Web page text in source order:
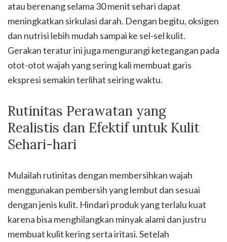
atau berenang selama 30 menit sehari dapat
meningkatkan sirkulasi darah. Dengan begitu, oksigen
dan nutrisi lebih mudah sampai ke sel-sel kulit.
Gerakan teratur ini juga mengurangi ketegangan pada
otot-otot wajah yang sering kali membuat garis
ekspresi semakin terlihat seiring waktu.
Rutinitas Perawatan yang
Realistis dan Efektif untuk Kulit
Sehari-hari
Mulailah rutinitas dengan membersihkan wajah
menggunakan pembersih yang lembut dan sesuai
dengan jenis kulit. Hindari produk yang terlalu kuat
karena bisa menghilangkan minyak alami dan justru
membuat kulit kering serta iritasi. Setelah